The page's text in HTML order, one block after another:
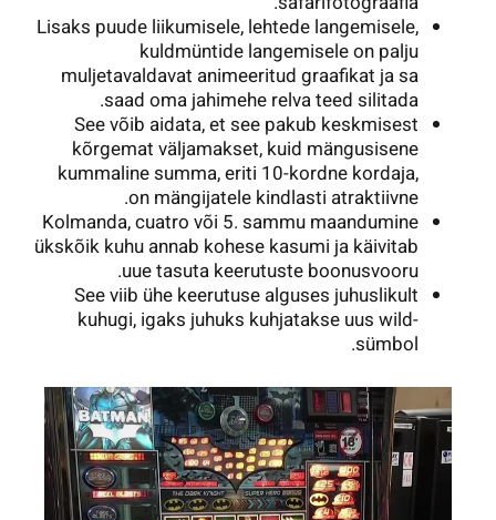
Lisaks puude liikumisele, lehtede langemisele,
kuldmüntide langemisele on palju
muljetavaldavat animeeritud graafikat ja sa
saad oma jahimehe relva teed silitada.
See võib aidata, et see pakub keskmisest
kõrgemat väljamakset, kuid mängusisene
kummaline summa, eriti 10-kordne kordaja,
on mängijatele kindlasti atraktiivne.
Kolmanda, cuatro või 5. sammu maandumine
ükskõik kuhu annab kohese kasumi ja käivitab
uue tasuta keerutuste boonusvooru.
See viib ühe keerutuse alguses juhuslikult
kuhugi, igaks juhuks kuhjatakse uus wild-
sümbol.